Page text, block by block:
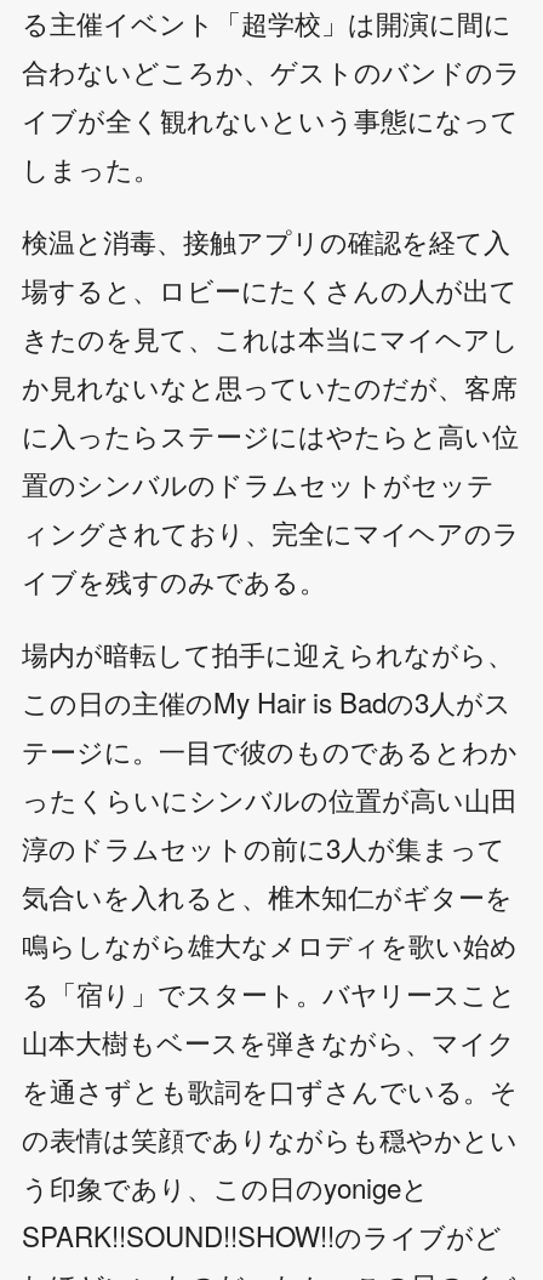
る主催イベント「超学校」は開演に間に
合わないどころか、ゲストのバンドのラ
イブが全く観れないという事態になって
しまった。
検温と消毒、接触アプリの確認を経て入
場すると、ロビーにたくさんの人が出て
きたのを見て、これは本当にマイヘアし
か見れないなと思っていたのだが、客席
に入ったらステージにはやたらと高い位
置のシンバルのドラムセットがセッテ
ィングされており、完全にマイヘアのラ
イブを残すのみである。
場内が暗転して拍手に迎えられながら、
この日の主催のMy Hair is Badの3人がス
テージに。一目で彼のものであるとわか
ったくらいにシンバルの位置が高い山田
淳のドラムセットの前に3人が集まって
気合いを入れると、椎木知仁がギターを
鳴らしながら雄大なメロディを歌い始め
る「宿り」でスタート。バヤリースこと
山本大樹もベースを弾きながら、マイク
を通さずとも歌詞を口ずさんでいる。そ
の表情は笑顔でありながらも穏やかとい
う印象であり、この日のyonigeと
SPARK!!SOUND!!SHOW!!のライブがど